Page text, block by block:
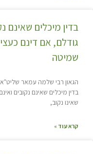
בדין מיכלים שאינם
גודלם, אם דינם
שמיטה
הגאון רבי שלמה עמאר
בדין מיכלים שאינם נקובים
שאינו נקוב,
קרא עוד »